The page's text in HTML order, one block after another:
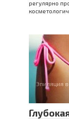
регулярно
Эпиляция